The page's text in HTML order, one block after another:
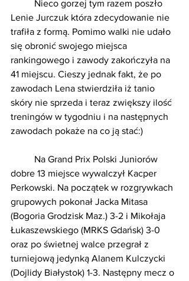
Lenie Jurczuk która zdecydowanie nie
trafiła z formą. Pomimo walki nie udało
się obronić swojego miejsca
rankingowego i zawody zakończyła na
41 miejscu. Cieszy jednak fakt, że po
zawodach Lena stwierdziła iż tanio
skóry nie sprzeda i teraz zwiększy ilość
treningów w tygodniu i na następnych
zawodach pokaże na co ją stać:)
dobre 13 miejsce wywalczył Kacper
Perkowski. Na początek w rozgrywkach
grupowych pokonał Jacka Mitasa
(Bogoria Grodzisk Maz.) 3-2 i Mikołaja
Łukaszewskiego (MRKS Gdańsk) 3-0
oraz po świetnej walce przegrał z
turniejową jedynką Alanem Kulczycki
(Dojlidy Białystok) 1-3. Następny mecz o